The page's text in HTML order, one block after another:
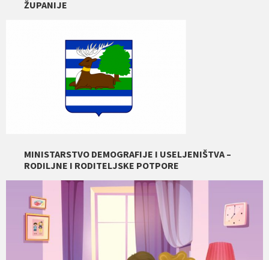
ŽUPANIJE
MINISTARSTVO DEMOGRAFIJE I USELJENIŠTVA –
RODILJNE I RODITELJSKE POTPORE